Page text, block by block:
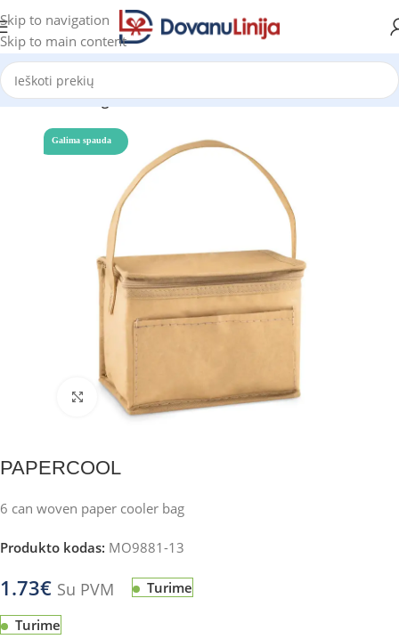
Skip to navigation
Skip to main content
Pradžia Katalogas
Galima spauda
Click to enlarge
PAPERCOOL
6 can woven paper cooler bag
Produkto kodas: MO9881-13
1.73€ Su PVM Turime
Turime